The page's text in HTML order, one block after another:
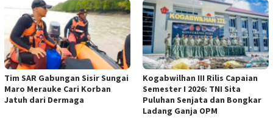
Tim SAR Gabungan Sisir Sungai
Maro Merauke Cari Korban
Jatuh dari Dermaga
Kogabwilhan III Rilis Capaian
Semester I 2026: TNI Sita
Puluhan Senjata dan Bongkar
Ladang Ganja OPM